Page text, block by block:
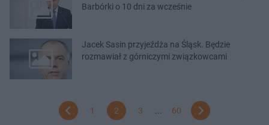
Barbórki o 10 dni za wcześnie
Jacek Sasin przyjeźdża na Śląsk. Będzie
rozmawiał z górniczymi związkowcami
1 2 3 60